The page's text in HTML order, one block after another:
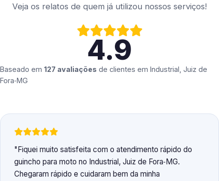
Veja os relatos de quem já utilizou nossos serviços!
4.9
Baseado em 127 avaliações de clientes em Industrial, Juiz de
Fora‑MG
Fiquei muito satisfeita com o atendimento rápido do
guincho para moto no Industrial, Juiz de Fora‑MG.
Chegaram rápido e cuidaram bem da minha